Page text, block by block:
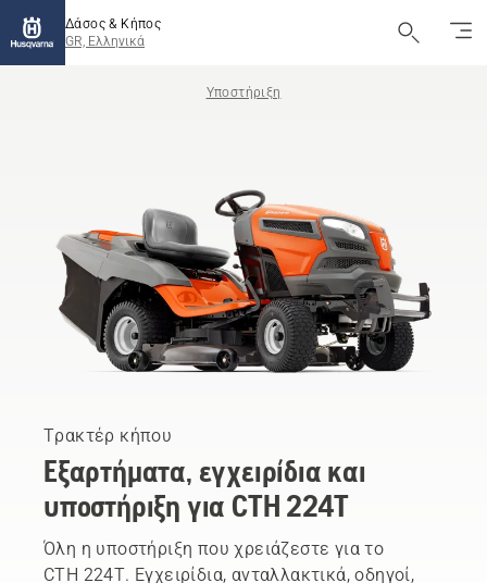
Δάσος & Κήπος
GR, Ελληνικά
Υποστήριξη
Τρακτέρ κήπου
Εξαρτήματα, εγχειρίδια και
υποστήριξη για CTH 224T
Όλη η υποστήριξη που χρειάζεστε για το
CTH 224T. Εγχειρίδια, ανταλλακτικά, οδηγοί,